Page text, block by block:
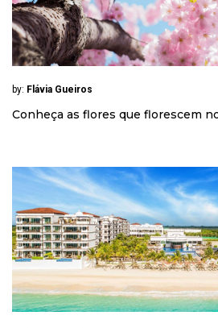
by: Flávia Gueiros
Conheça as flores que florescem